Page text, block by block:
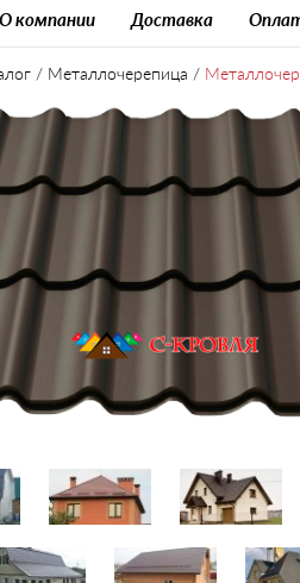
О компании Доставка
/ Металлочерепица /